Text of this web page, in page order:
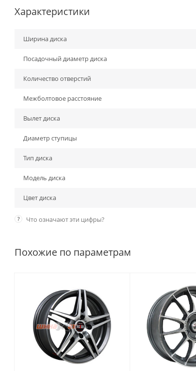
Характеристики
Ширина диска
Посадочный диаметр диска
Количество отверстий
Межболтовое расстояние
Вылет диска
Диаметр ступицы
Тип диска
Модель диска
Цвет диска
? Что означают эти цифры?
Похожие по параметрам